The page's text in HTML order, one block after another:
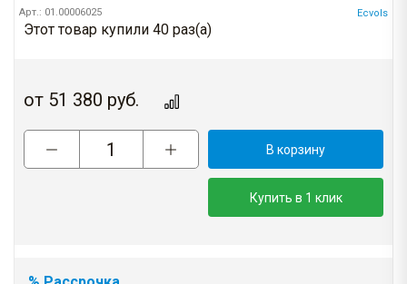
Арт.: 01.00006025 Ecvols
Этот товар купили 40 раз(a)
от 51 380 руб.
В корзину
Купить в 1 клик